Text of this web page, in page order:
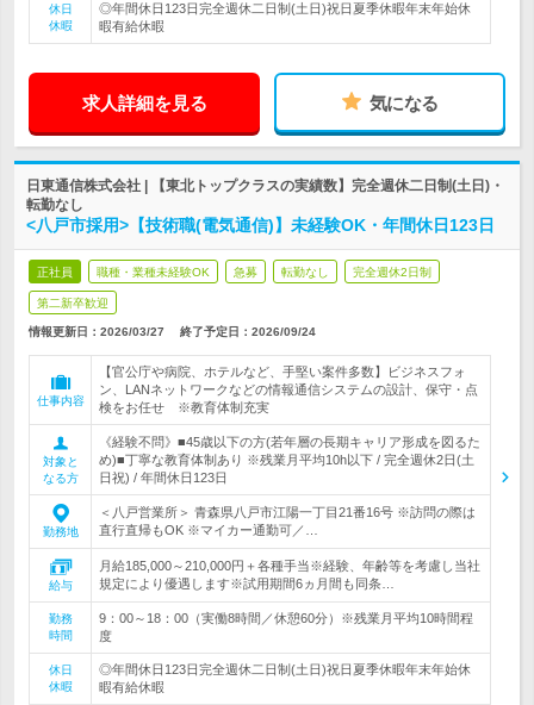
休日
休暇
◎年間休日123日完全週休二日制(土日)祝日夏季休暇年末年始休
暇有給休暇
求人詳細を見る 気になる
日東通信株式会社 | 【東北トップクラスの実績数】完全週休二日制(土日)・
転勤なし
<八戸市採用>【技術職(電気通信)】未経験OK・年間休日123日
正社員 職種・業種未経験OK 急募 転勤なし 完全週休2日制
第二新卒歓迎
情報更新日：2026/03/27 終了予定日： 2026/09/24
仕事内容
【官公庁や病院、ホテルなど、手堅い案件多数】ビジネスフォ
ン、LANネットワークなどの情報通信システムの設計、保守・点
検をお任せ ※教育体制充実
対象と
なる方
《経験不問》■45歳以下の方(若年層の長期キャリア形成を図るた
め)■丁寧な教育体制あり ※残業月平均10h以下 / 完全週休2日(土
日祝) / 年間休日123日
勤務地
＜八戸営業所＞ 青森県八戸市江陽一丁目21番16号 ※訪問の際は
直行直帰もOK ※マイカー通勤可／…
給与
月給185,000～210,000円＋各種手当※経験、年齢等を考慮し当社
規定により優遇します※試用期間6ヵ月間も同条…
勤務
時間
9：00～18：00（実働8時間／休憩60分）※残業月平均10時間程
度
休日
休暇
◎年間休日123日完全週休二日制(土日)祝日夏季休暇年末年始休
暇有給休暇